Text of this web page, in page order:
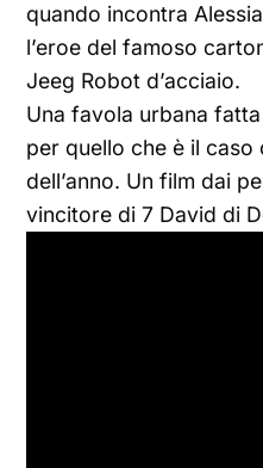
quando incontra
l’eroe del famoso
Jeeg Robot d’acciaio.
Una favola urbana
per quello che è il
dell’anno. Un film dai
vincitore di 7 David di